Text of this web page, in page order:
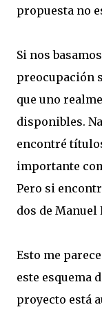
propuesta no
Si nos
preocupación
que uno
disponibles.
encontré
importante
Pero si
dos de Manuel
Esto me
este esquema
proyecto está